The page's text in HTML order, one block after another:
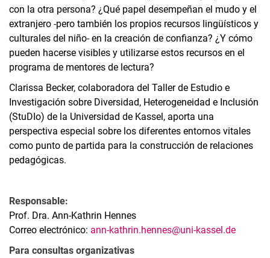
con la otra persona? ¿Qué papel desempeñan el mudo y el
extranjero -pero también los propios recursos lingüísticos y
culturales del niño- en la creación de confianza? ¿Y cómo
pueden hacerse visibles y utilizarse estos recursos en el
programa de mentores de lectura?
Clarissa Becker, colaboradora del Taller de Estudio e
Investigación sobre Diversidad, Heterogeneidad e Inclusión
(StuDIo) de la Universidad de Kassel, aporta una
perspectiva especial sobre los diferentes entornos vitales
como punto de partida para la construcción de relaciones
pedagógicas.
Responsable:
Prof. Dra. Ann-Kathrin Hennes
Correo electrónico: ann-kathrin.hennes@uni-kassel.de
Para consultas organizativas